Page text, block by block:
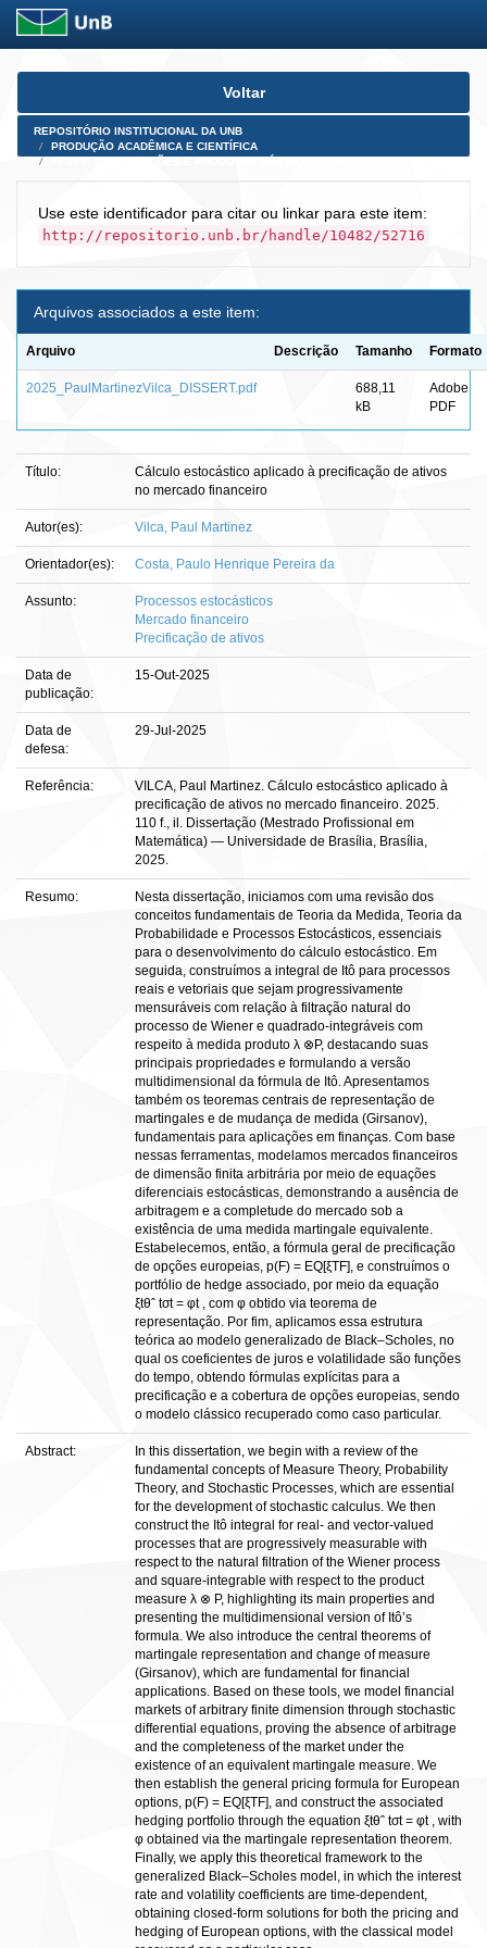
Skip
Voltar
REPOSITÓRIO INSTITUCIONAL DA UNB
PRODUÇÃO ACADÊMICA E CIENTÍFICA
Use este identificador para citar ou linkar para este item:
http://repositorio.unb.br/handle/10482/52716
Arquivos associados a este item:
Arquivo Descrição Tamanho Formato
2025_PaulMartinezVilca_DISSERT.pdf
688,11
kB
Adobe
PDF
Título:
Cálculo estocástico aplicado à precificação de ativos
no mercado financeiro
Autor(es): Vilca, Paul Martinez
Orientador(es): Costa, Paulo Henrique Pereira da
Assunto:
Processos estocásticos
Mercado financeiro
Precificação de ativos
Data de
publicação:
15-Out-2025
Data de
defesa:
29-Jul-2025
Referência:
VILCA, Paul Martinez. Cálculo estocástico aplicado à
precificação de ativos no mercado financeiro. 2025.
110 f., il. Dissertação (Mestrado Profissional em
Matemática) — Universidade de Brasília, Brasília,
2025.
Resumo:
Nesta dissertação, iniciamos com uma revisão dos
conceitos fundamentais de Teoria da Medida, Teoria da
Probabilidade e Processos Estocásticos, essenciais
para o desenvolvimento do cálculo estocástico. Em
seguida, construímos a integral de Itô para processos
reais e vetoriais que sejam progressivamente
mensuráveis com relação à filtração natural do
processo de Wiener e quadrado-integráveis com
respeito à medida produto λ ⊗P, destacando suas
principais propriedades e formulando a versão
multidimensional da fórmula de Itô. Apresentamos
também os teoremas centrais de representação de
martingales e de mudança de medida (Girsanov),
fundamentais para aplicações em finanças. Com base
nessas ferramentas, modelamos mercados financeiros
de dimensão finita arbitrária por meio de equações
diferenciais estocásticas, demonstrando a ausência de
arbitragem e a completude do mercado sob a
existência de uma medida martingale equivalente.
Estabelecemos, então, a fórmula geral de precificação
de opções europeias, p(F) = EQ[ξTF], e construímos o
portfólio de hedge associado, por meio da equação
ξtθˆ tσt = φt , com φ obtido via teorema de
representação. Por fim, aplicamos essa estrutura
teórica ao modelo generalizado de Black–Scholes, no
qual os coeficientes de juros e volatilidade são funções
do tempo, obtendo fórmulas explícitas para a
precificação e a cobertura de opções europeias, sendo
o modelo clássico recuperado como caso particular.
Abstract:
In this dissertation, we begin with a review of the
fundamental concepts of Measure Theory, Probability
Theory, and Stochastic Processes, which are essential
for the development of stochastic calculus. We then
construct the Itô integral for real- and vector-valued
processes that are progressively measurable with
respect to the natural filtration of the Wiener process
and square-integrable with respect to the product
measure λ ⊗ P, highlighting its main properties and
presenting the multidimensional version of Itô’s
formula. We also introduce the central theorems of
martingale representation and change of measure
(Girsanov), which are fundamental for financial
applications. Based on these tools, we model financial
markets of arbitrary finite dimension through stochastic
differential equations, proving the absence of arbitrage
and the completeness of the market under the
existence of an equivalent martingale measure. We
then establish the general pricing formula for European
options, p(F) = EQ[ξTF], and construct the associated
hedging portfolio through the equation ξtθˆ tσt = φt , with
φ obtained via the martingale representation theorem.
Finally, we apply this theoretical framework to the
generalized Black–Scholes model, in which the interest
rate and volatility coefficients are time-dependent,
obtaining closed-form solutions for both the pricing and
hedging of European options, with the classical model